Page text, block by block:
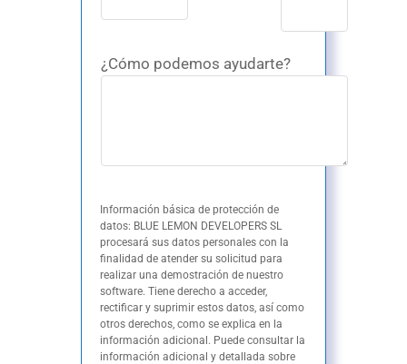
¿Cómo podemos ayudarte?
Información básica de protección de
datos: BLUE LEMON DEVELOPERS SL
procesará sus datos personales con la
finalidad de atender su solicitud para
realizar una demostración de nuestro
software. Tiene derecho a acceder,
rectificar y suprimir estos datos, así como
otros derechos, como se explica en la
información adicional. Puede consultar la
información adicional y detallada sobre